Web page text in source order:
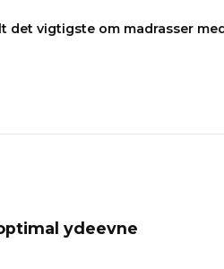
det vigtigste om madrasser
ydeevne